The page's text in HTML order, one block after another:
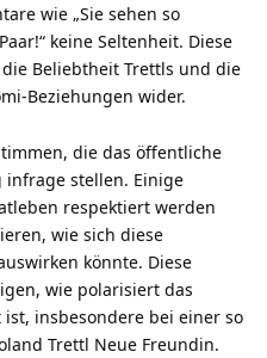
wie „Sie sehen so
keine Seltenheit. Diese
Beliebtheit Trettls und die
Beziehungen wider.
die das öffentliche
infrage stellen. Einige
respektiert werden
wie sich diese
könnte. Diese
wie polarisiert das
insbesondere bei einer so
Trettl Neue Freundin.